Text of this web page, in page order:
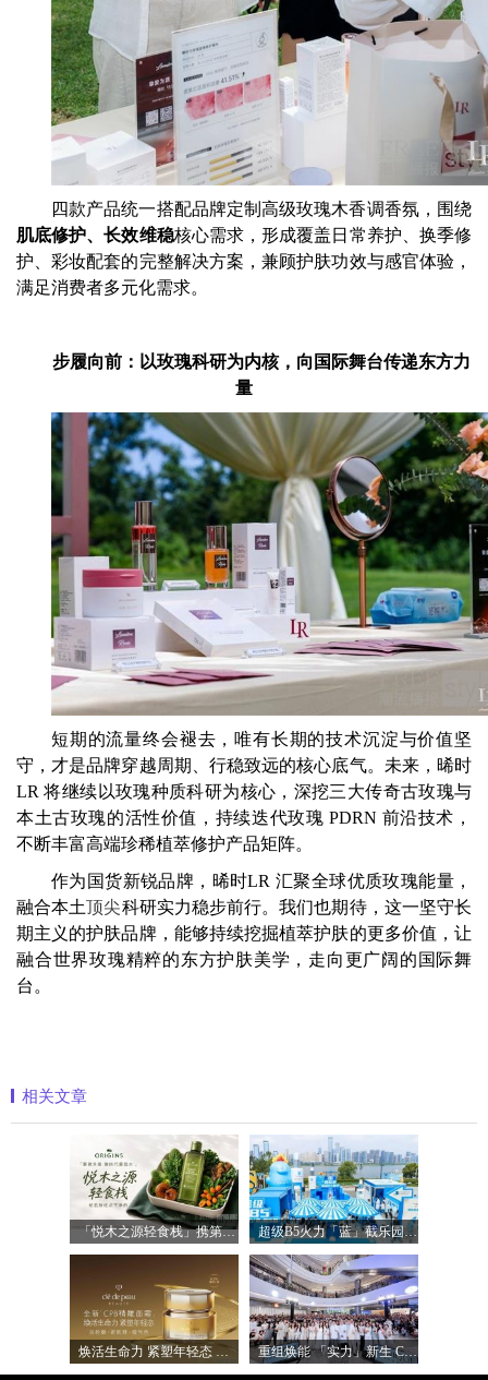
四款产品统一搭配品牌定制高级玫瑰木香调香氛，围绕
肌底修护、长效维稳核心需求，形成覆盖日常养护、换季修
护、彩妆配套的完整解决方案，兼顾护肤功效与感官体验，
满足消费者多元化需求。
步履向前：以玫瑰科研为内核，向国际舞台传递东方力
量
短期的流量终会褪去，唯有长期的技术沉淀与价值坚
守，才是品牌穿越周期、行稳致远的核心底气。未来，晞时
LR 将继续以玫瑰种质科研为核心，深挖三大传奇古玫瑰与
本土古玫瑰的活性价值，持续迭代玫瑰 PDRN 前沿技术，
不断丰富高端珍稀植萃修护产品矩阵。
作为国货新锐品牌，晞时LR 汇聚全球优质玫瑰能量，
融合本土顶尖科研实力稳步前行。我们也期待，这一坚守长
期主义的护肤品牌，能够持续挖掘植萃护肤的更多价值，让
融合世界玫瑰精粹的东方护肤美学，走向更广阔的国际舞
台。
相关文章
「悦木之源轻食栈」携第四代菌菇水轻盈 超级B5火力「蓝」截乐园登陆长沙，理肤
焕活生命力 紧塑年轻态 全新「CPB精雕面 重组焕能 「实力」新生 Clinique倩碧携手品